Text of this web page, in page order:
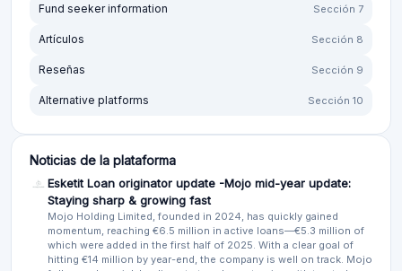
Fund seeker information Sección 7
Artículos Sección 8
Reseñas Sección 9
Alternative platforms Sección 10
Noticias de la plataforma
Esketit Loan originator update -Mojo mid-year update:
Staying sharp & growing fast
Mojo Holding Limited, founded in 2024, has quickly gained
momentum, reaching €6.5 million in active loans—€5.3 million of
which were added in the first half of 2025. With a clear goal of
hitting €14 million by year-end, the company is well on track. Mojo